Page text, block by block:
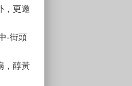
，更邀
-街頭
，醇黃